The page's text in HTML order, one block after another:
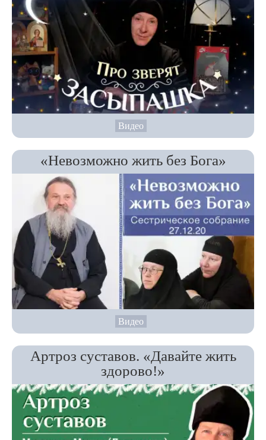
Видео
«Невозможно жить без Бога»
Видео
Артроз суставов. «Давайте жить
здорово!»